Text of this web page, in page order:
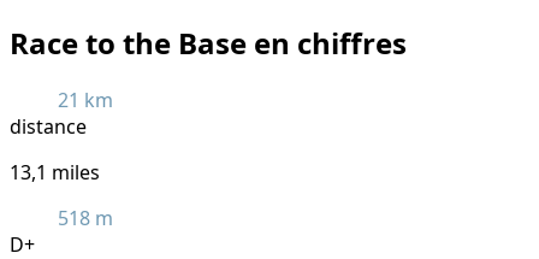
Race to the Base en chiffres
21 km
distance
13,1 miles
518 m
D+